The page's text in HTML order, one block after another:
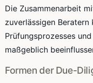
Die Zusammenarbeit
zuverlässigen
Prüfungsprozesses
maßgeblich
Formen der Due-